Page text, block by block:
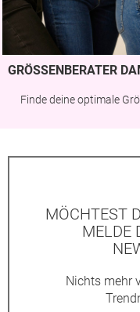
GRÖSSENBERATER
Finde deine optimale
MÖCHTEST
MELDE
Nichts mehr